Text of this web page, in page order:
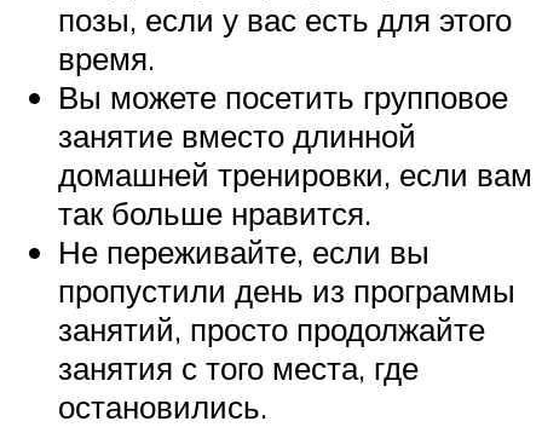
позы, если у вас есть для этого
время.
Вы можете посетить групповое
занятие вместо длинной
домашней тренировки, если вам
так больше нравится.
Не переживайте, если вы
пропустили день из программы
занятий, просто продолжайте
занятия с того места, где
остановились.